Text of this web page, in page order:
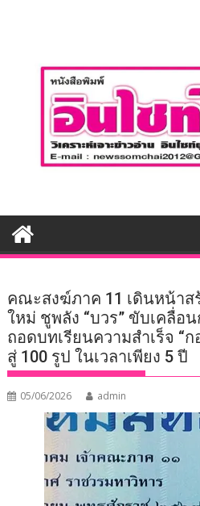
คณะสงฆ์ภาค 11 เดินหน้าส
ใหม่ ชูพลัง “บวร” ขับเคลื่อ
ถอดบทเรียนความสำเร็จ “
สู่ 100 รูป ในเวลาเพียง 5 ปี
05/06/2026 admin